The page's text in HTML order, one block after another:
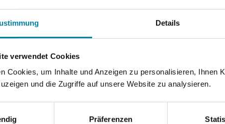
Details
verwendet Cookies
Cookies, um Inhalte und Anzeigen zu personalisieren, Ihnen
und die Zugriffe auf unsere Website zu analysieren.
Präferenzen
Gesellschaftsdenkens in den USA im 19. und
München